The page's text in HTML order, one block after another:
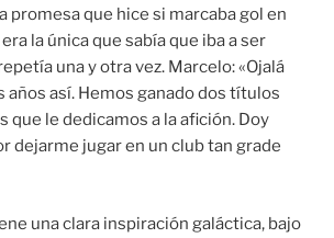
promesa que hice si marcaba gol en
era la única que sabía que iba a ser
una y otra vez. Marcelo: «Ojalá
años así. Hemos ganado dos títulos
que le dedicamos a la afición. Doy
dejarme jugar en un club tan grade
una clara inspiración galáctica, bajo